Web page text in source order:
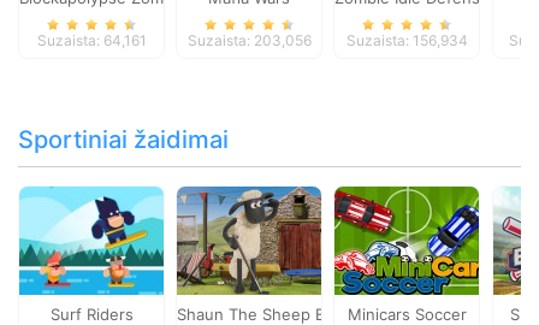
Suzaista: 64,161 Suzaista: 203,056 Suzaista: 156,934
Sportiniai žaidimai
Surf Riders Shaun The Sheep Baahmy GolfMinicars Soccer